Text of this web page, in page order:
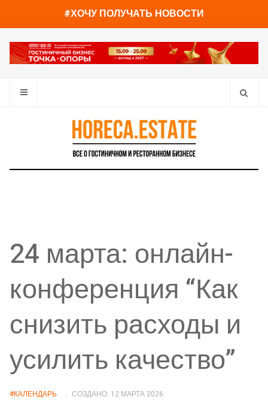
#ХОЧУ ПОЛУЧАТЬ НОВОСТИ
24 марта: онлайн-
конференция “Как
снизить расходы и
усилить качество”
#КАЛЕНДАРЬ
СОЗДАНО: 12 МАРТА 2026